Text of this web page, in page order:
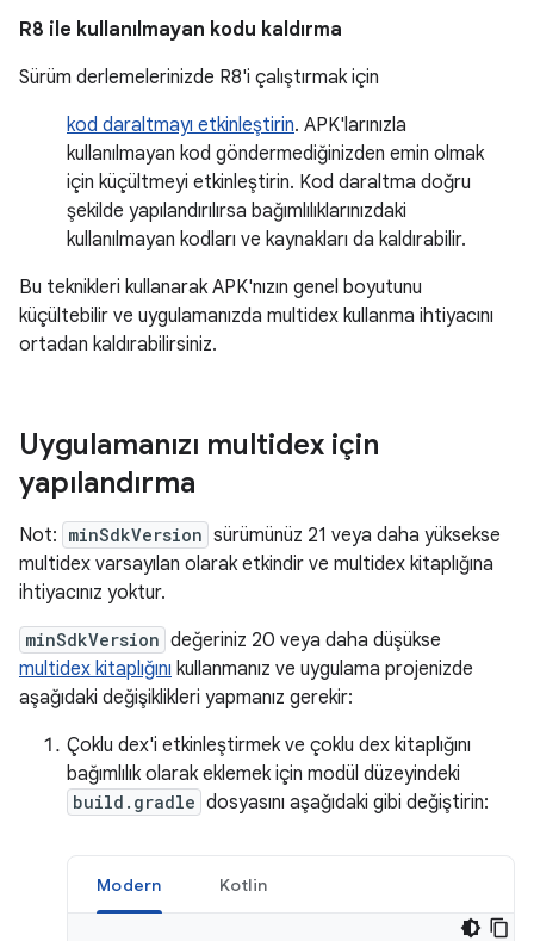
R8 ile kullanılmayan kodu kaldırma
Sürüm derlemelerinizde R8'i çalıştırmak için
kod daraltmayı etkinleştirin. APK'larınızla
kullanılmayan kod göndermediğinizden emin olmak
için küçültmeyi etkinleştirin. Kod daraltma doğru
şekilde yapılandırılırsa bağımlılıklarınızdaki
kullanılmayan kodları ve kaynakları da kaldırabilir.
Bu teknikleri kullanarak APK'nızın genel boyutunu
küçültebilir ve uygulamanızda multidex kullanma ihtiyacını
ortadan kaldırabilirsiniz.
Uygulamanızı multidex için
yapılandırma
Not: minSdkVersion sürümünüz 21 veya daha yüksekse
multidex varsayılan olarak etkindir ve multidex kitaplığına
ihtiyacınız yoktur.
minSdkVersion değeriniz 20 veya daha düşükse
multidex kitaplığını kullanmanız ve uygulama projenizde
aşağıdaki değişiklikleri yapmanız gerekir:
Çoklu dex'i etkinleştirmek ve çoklu dex kitaplığını
bağımlılık olarak eklemek için modül düzeyindeki
build.gradle dosyasını aşağıdaki gibi değiştirin:
Modern Kotlin